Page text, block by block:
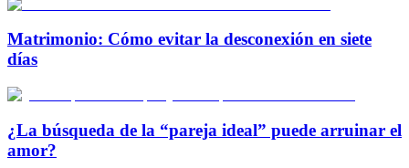
Matrimonio: Cómo evitar la desconexión en siete
días
¿La búsqueda de la “pareja ideal” puede arruinar el
amor?